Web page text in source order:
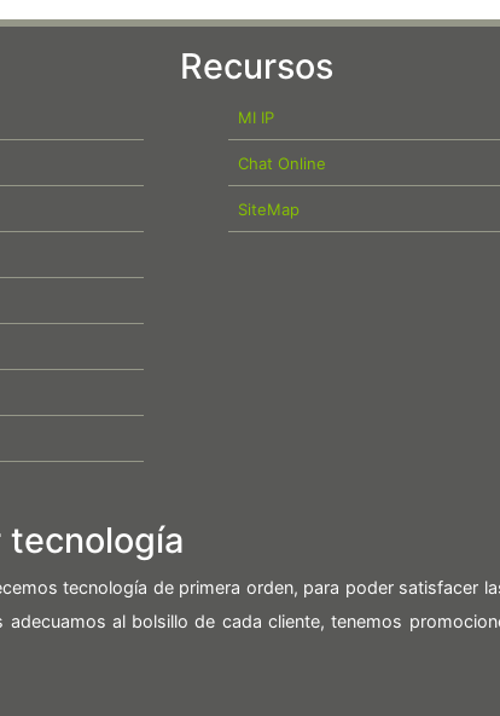
Recursos
MI IP
Chat Online
SiteMap
tecnología
tecnología de primera orden, para poder satisfacer
al bolsillo de cada cliente, tenemos